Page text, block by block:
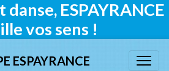
ESPAYRANCE
vos sens !
ESPAYRANCE